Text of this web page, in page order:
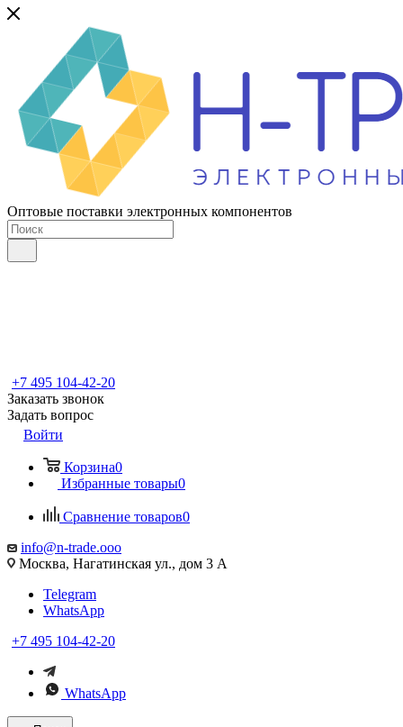
Оптовые поставки электронных компонентов
+7 495 104-42-20
Заказать звонок
Задать вопрос
Войти
Корзина0
Избранные товары0
Сравнение товаров0
info@n-trade.ooo
Москва, Нагатинская ул., дом 3 А
Telegram
WhatsApp
+7 495 104-42-20
WhatsApp